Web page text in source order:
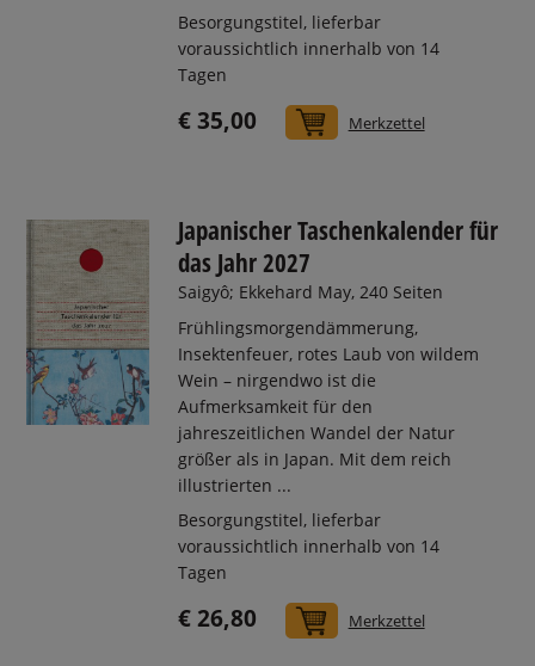
Besorgungstitel, lieferbar
voraussichtlich innerhalb von 14
Tagen
€ 35,00 In den Warenkorb
Merkzettel
Japanischer Taschenkalender für
das Jahr 2027
Saigyô; Ekkehard May, 240 Seiten
Frühlingsmorgendämmerung,
Insektenfeuer, rotes Laub von wildem
Wein – nirgendwo ist die
Aufmerksamkeit für den
jahreszeitlichen Wandel der Natur
größer als in Japan. Mit dem reich
illustrierten ...
Besorgungstitel, lieferbar
voraussichtlich innerhalb von 14
Tagen
€ 26,80 In den Warenkorb
Merkzettel